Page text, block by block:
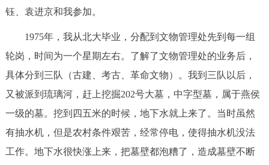
钰、袁进京和我参加。
1975年，我从北大毕业，分配到文物管理处先到每一组
轮岗，时间为一个星期左右。了解了文物管理处的业务后，
具体分到三队（古建、考古、革命文物）。我到三队以后，
又被派到琉璃河，赶上挖掘202号大墓，中字型墓，属于燕侯
一级的墓。挖到四五米的时候，地下水就上来了。当时虽然
有抽水机，但是农村条件艰苦，经常停电，使得抽水机没法
工作。地下水很快涨上来，把墓壁都泡糟了，造成墓壁不断